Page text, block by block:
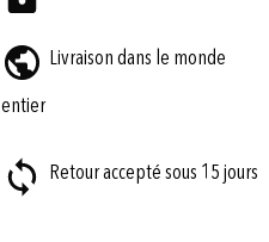
Livraison dans le monde
entier
Retour accepté sous 15 jours